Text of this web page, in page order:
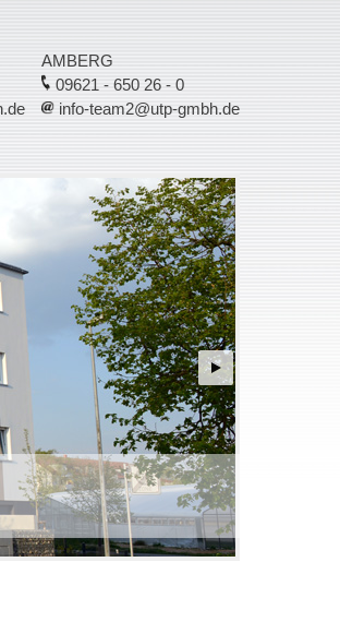
AMBERG
09621 - 650 26 - 0
info-team2@utp-gmbh.de
- wir freuen uns auf Sie